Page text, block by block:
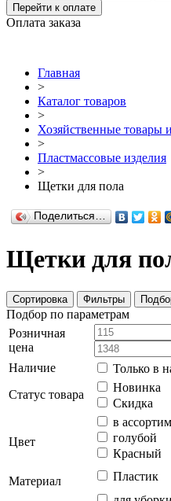
Перейти к оплате
Оплата заказа
Главная
>
Каталог товаров
>
Хозяйственные товары
>
Пластмассовые изделия
>
Щетки для пола
Поделиться…
Щетки для
Сортировка Фильтры
Подбор по параметрам
Розничная
цена
Наличие
Только в
Статус товара
Новинка
Скидка
Цвет
в
голубой
Красный
Материал Пластик